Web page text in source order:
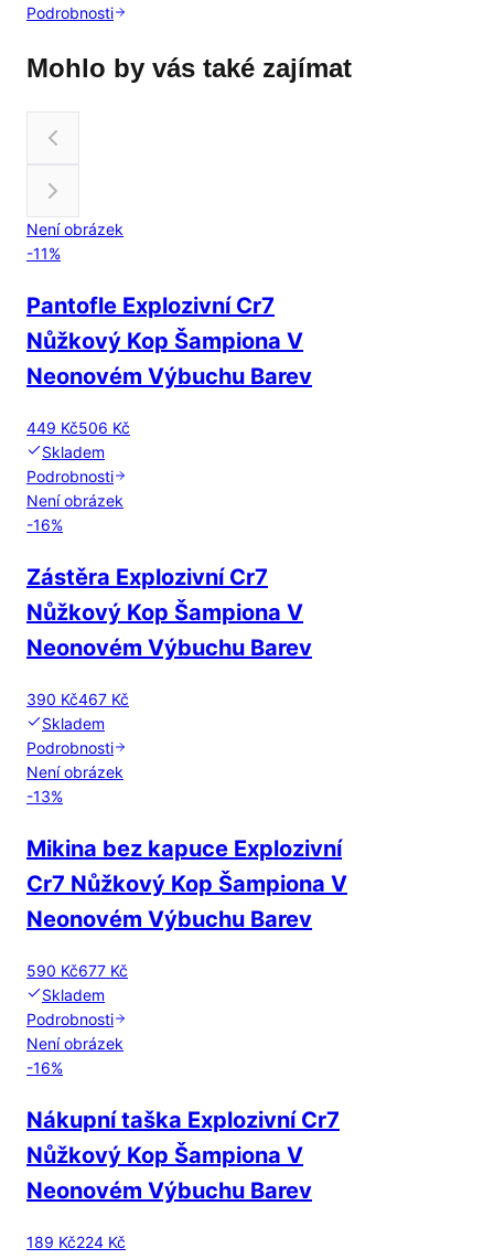
Podrobnosti
Mohlo by vás také zajímat
Není obrázek
-11%
Pantofle Explozivní Cr7
Nůžkový Kop Šampiona V
Neonovém Výbuchu Barev
449 Kč506 Kč
Skladem
Podrobnosti
Není obrázek
-16%
Zástěra Explozivní Cr7
Nůžkový Kop Šampiona V
Neonovém Výbuchu Barev
390 Kč467 Kč
Skladem
Podrobnosti
Není obrázek
-13%
Mikina bez kapuce Explozivní
Cr7 Nůžkový Kop Šampiona V
Neonovém Výbuchu Barev
590 Kč677 Kč
Skladem
Podrobnosti
Není obrázek
-16%
Nákupní taška Explozivní Cr7
Nůžkový Kop Šampiona V
Neonovém Výbuchu Barev
189 Kč224 Kč